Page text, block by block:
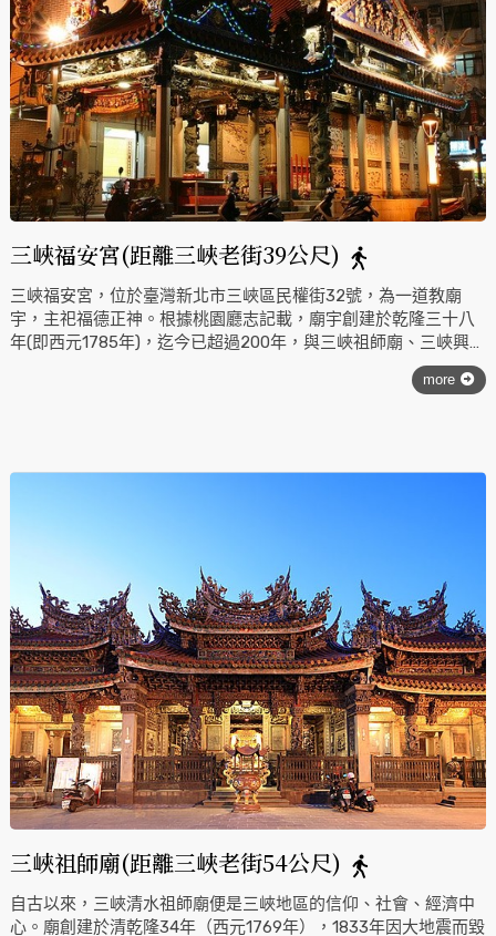
三峽福安宮(距離三峽老街39公尺)
三峽福安宮，位於臺灣新北市三峽區民權街32號，為一道教廟
宇，主祀福德正神。根據桃園廳志記載，廟宇創建於乾隆三十八
年(即西元1785年)，迄今已超過200年，與三峽祖師廟、三峽興隆
宮，合稱為三峽區的三大古廟，是附近民眾多年以來的宗教信仰
中心。前後經歷八次翻修，於1996年四月的第八次重建，由委員
公廟，由於三峽市集發展於這兩座土地公廟間，故有「街頭街尾
more
三峽祖師廟(距離三峽老街54公尺)
自古以來，三峽清水祖師廟便是三峽地區的信仰、社會、經濟中
心。廟創建於清乾隆34年（西元1769年），1833年因大地震而毀